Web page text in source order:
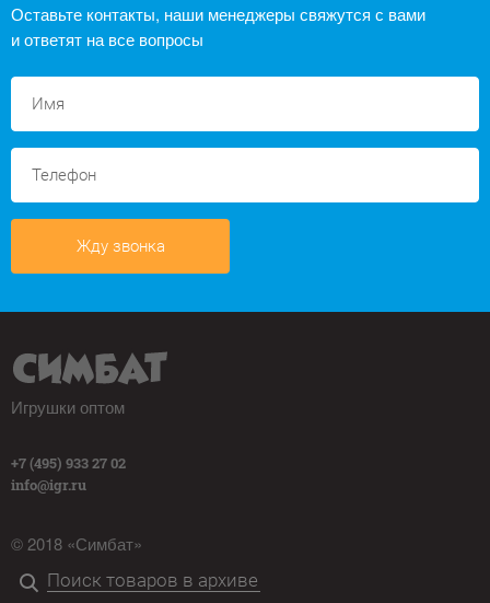
Оставьте контакты, наши менеджеры свяжутся с вами
и ответят на все вопросы
Жду звонка
Игрушки оптом
+7 (495) 933 27 02
info@igr.ru
© 2018 «Симбат»